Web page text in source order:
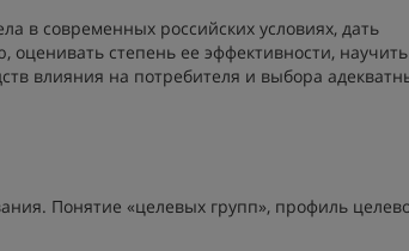
в современных российских условиях, дать
степень ее эффективности, научить
влияния на потребителя и выбора
Понятие «целевых групп», профиль